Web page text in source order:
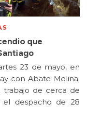
que
23 de mayo, en
con Abate Molina.
trabajo de cerca de
el despacho de 28